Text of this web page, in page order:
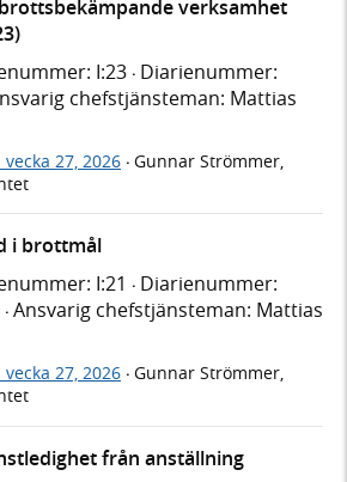
verksamhet
I:23 · Diarienummer:
chefstjänsteman: Mattias
27, 2026 · Gunnar Strömmer,
i brottmål
I:21 · Diarienummer:
· Ansvarig chefstjänsteman: Mattias
27, 2026 · Gunnar Strömmer,
från anställning